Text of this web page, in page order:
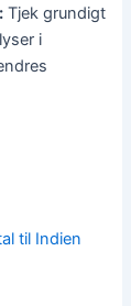
Tjek grundigt
i
til Indien